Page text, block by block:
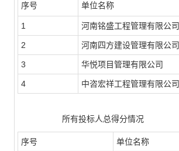
序号 单位名称
1 河南铭盛工程管理有限公司
2 河南四方建设管理有限公司
3 华悦项目管理有限公司
4 中咨宏祥工程管理有限公司
所有投标人总得分情况
序号 单位名称